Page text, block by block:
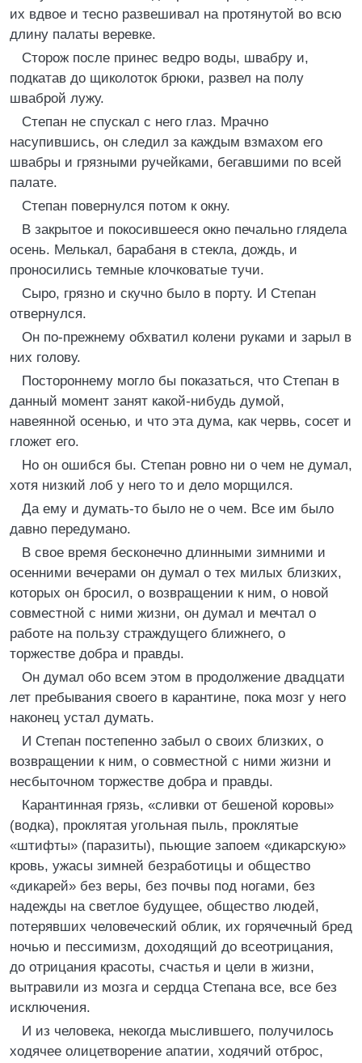
их вдвое и тесно развешивал на протянутой во всю
длину палаты веревке.
Сторож после принес ведро воды, швабру и,
подкатав до щиколоток брюки, развел на полу
шваброй лужу.
Степан не спускал с него глаз. Мрачно
насупившись, он следил за каждым взмахом его
швабры и грязными ручейками, бегавшими по всей
палате.
Степан повернулся потом к окну.
В закрытое и покосившееся окно печально глядела
осень. Мелькал, барабаня в стекла, дождь, и
проносились темные клочковатые тучи.
Сыро, грязно и скучно было в порту. И Степан
отвернулся.
Он по-прежнему обхватил колени руками и зарыл в
них голову.
Постороннему могло бы показаться, что Степан в
данный момент занят какой-нибудь думой,
навеянной осенью, и что эта дума, как червь, сосет и
гложет его.
Но он ошибся бы. Степан ровно ни о чем не думал,
хотя низкий лоб у него то и дело морщился.
Да ему и думать-то было не о чем. Все им было
давно передумано.
В свое время бесконечно длинными зимними и
осенними вечерами он думал о тех милых близких,
которых он бросил, о возвращении к ним, о новой
совместной с ними жизни, он думал и мечтал о
работе на пользу страждущего ближнего, о
торжестве добра и правды.
Он думал обо всем этом в продолжение двадцати
лет пребывания своего в карантине, пока мозг у него
наконец устал думать.
И Степан постепенно забыл о своих близких, о
возвращении к ним, о совместной с ними жизни и
несбыточном торжестве добра и правды.
Карантинная грязь, «сливки от бешеной коровы»
(водка), проклятая угольная пыль, проклятые
«штифты» (паразиты), пьющие запоем «дикарскую»
кровь, ужасы зимней безработицы и общество
«дикарей» без веры, без почвы под ногами, без
надежды на светлое будущее, общество людей,
потерявших человеческий облик, их горячечный бред
ночью и пессимизм, доходящий до всеотрицания,
до отрицания красоты, счастья и цели в жизни,
вытравили из мозга и сердца Степана все, все без
исключения.
И из человека, некогда мыслившего, получилось
ходячее олицетворение апатии, ходячий отброс,